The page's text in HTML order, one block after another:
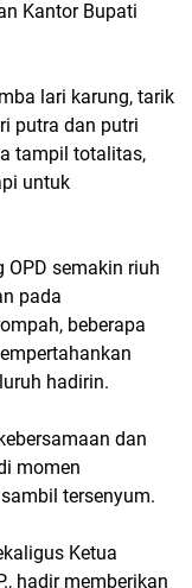
Kantor Bupati
lari karung, tarik
putra dan putri
tampil totalitas,
untuk
semakin riuh
pada
beberapa
hadirin.
dan
momen
tersenyum.
Ketua
hadir memberikan